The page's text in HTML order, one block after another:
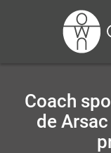
Coach
de